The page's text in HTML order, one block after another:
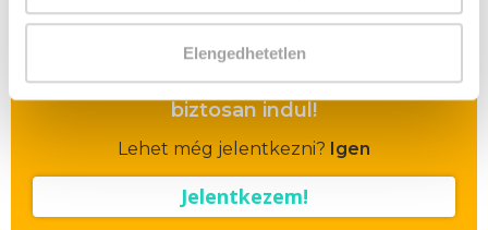
Elengedhetetlen
Vizsgadíj várható összege
A csoport a meghirdetett időpontban
biztosan indul!
Lehet még jelentkezni? Igen
Jelentkezem!